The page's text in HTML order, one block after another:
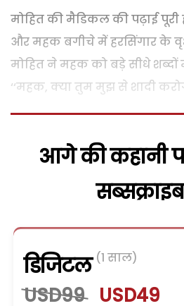
मोहित की मैडिकल की पढ़ाई पूरी
और महक बगीचे में हरसिंगार के
मोहित ने महक को बड़े सीधे शब्दों
‘‘महक, क्या तुम मुझ से शादी
आगे की कहानी
डिजिटल (1 साल)
USD99 USD49